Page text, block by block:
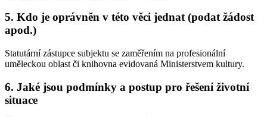
5. Kdo je oprávněn v této věci jednat (podat žádost
apod.)
Statutární zástupce subjektu se zaměřením na profesionální
uměleckou oblast či knihovna evidovaná Ministerstvem kultury.
6. Jaké jsou podmínky a postup pro řešení životní
situace